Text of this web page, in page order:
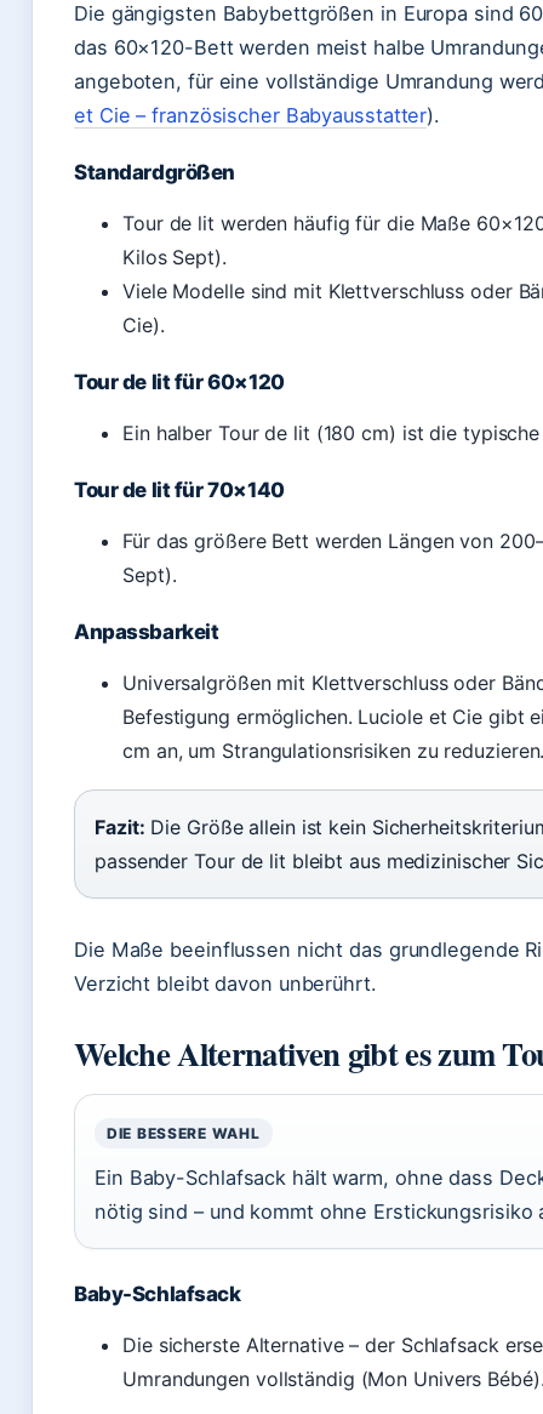
Die gängigsten Babybettgrößen in Europa sind
das 60×120-Bett werden meist halbe
angeboten, für eine vollständige Umrandung
et Cie – französischer Babyausstatter).
Standardgrößen
Tour de lit werden häufig für die Maße
Kilos Sept).
Viele Modelle sind mit Klettverschluss oder
Cie).
Tour de lit für 60×120
Ein halber Tour de lit (180 cm) ist die
Tour de lit für 70×140
Für das größere Bett werden Längen von
Sept).
Anpassbarkeit
Universalgrößen mit Klettverschluss oder
Befestigung ermöglichen. Luciole et Cie gibt
cm an, um Strangulationsrisiken zu
Fazit: Die Größe allein ist kein
passender Tour de lit bleibt aus medizinischer
Die Maße beeinflussen nicht das grundlegende
Verzicht bleibt davon unberührt.
Welche Alternativen gibt es zum
DIE BESSERE WAHL
Ein Baby-Schlafsack hält warm, ohne dass
nötig sind – und kommt ohne Erstickungsrisiko
Baby-Schlafsack
Die sicherste Alternative – der Schlafsack
Umrandungen vollständig (Mon Univers